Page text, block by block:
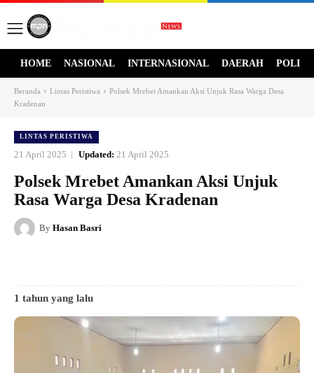
HOME NASIONAL INTERNASIONAL DAERAH
Beranda Lintas Peristiwa
Polsek Mrebet Amankan Aksi Unjuk Rasa Warga Desa
Kradenan
LINTAS PERISTIWA
21 April 2025 Updated: 21 April 2025
Polsek Mrebet Amankan Aksi Unjuk
Rasa Warga Desa Kradenan
By Hasan Basri
1 tahun yang lalu